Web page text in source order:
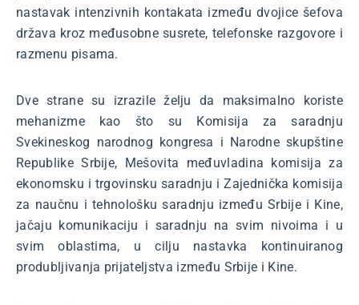
nastavak intenzivnih kontakata između dvojice šefova
država kroz međusobne susrete, telefonske razgovore i
razmenu pisama.
Dve strane su izrazile želju da maksimalno koriste
mehanizme kao što su Komisija za saradnju
Svekineskog narodnog kongresa i Narodne skupštine
Republike Srbije, Mešovita međuvladina komisija za
ekonomsku i trgovinsku saradnju i Zajednička komisija
za naučnu i tehnološku saradnju između Srbije i Kine,
jačaju komunikaciju i saradnju na svim nivoima i u
svim oblastima, u cilju nastavka kontinuiranog
produbljivanja prijateljstva između Srbije i Kine.